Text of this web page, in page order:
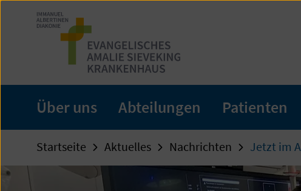
Zum
Seiteninhalt
Über uns Abteilungen Patienten
Startseite Aktuelles Nachrichten Jetzt im